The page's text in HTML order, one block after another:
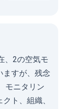
、2の空気モ
ますが、残念
モニタリン
ト、組織、